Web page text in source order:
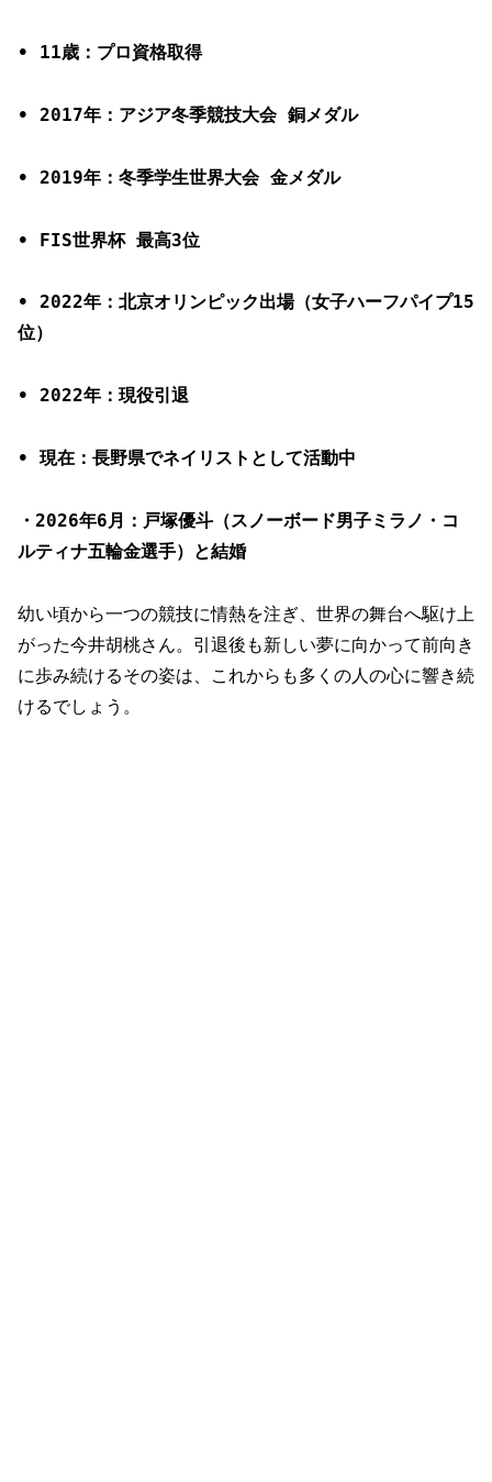
• 11歳：プロ資格取得
• 2017年：アジア冬季競技大会 銅メダル
• 2019年：冬季学生世界大会 金メダル
• FIS世界杯 最高3位
• 2022年：北京オリンピック出場（女子ハーフパイプ15
位）
• 2022年：現役引退
• 現在：長野県でネイリストとして活動中
・2026年6月：戸塚優斗（スノーボード男子ミラノ・コ
ルティナ五輪金選手）と結婚
幼い頃から一つの競技に情熱を注ぎ、世界の舞台へ駆け上
がった今井胡桃さん。引退後も新しい夢に向かって前向き
に歩み続けるその姿は、これからも多くの人の心に響き続
けるでしょう。